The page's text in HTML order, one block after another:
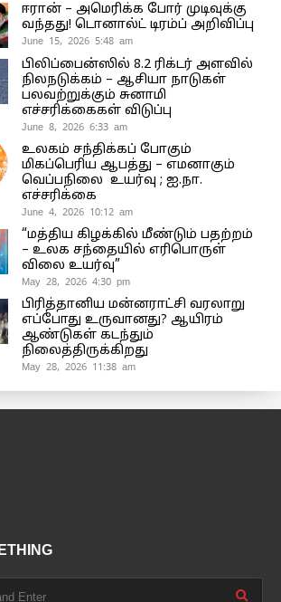
ஈரான் – அமெரிக்க போர் முடிவுக்கு
வந்தது! டொனால்ட் டிரம்ப் அறிவிப்பு
June 15, 2026 5:48 am
பிலிப்பைன்ஸில் 8.2 ரிக்டர் அளவில்
நிலநடுக்கம் – ஆசியா நாடுகள்
பலவற்றுக்கும் சுனாமி
எச்சரிக்கைகள் விடுப்பு
June 8, 2026 6:33 am
உலகம் சந்திக்கப் போகும்
மிகப்பெரிய ஆபத்து – எமனாகும்
வெப்பநிலை உயர்வு ; ஐ.நா.
எச்சரிக்கை
June 4, 2026 10:12 am
“மத்திய கிழக்கில் மீண்டும் பதற்றம்
– உலக சந்தையில் எரிபொருள்
விலை உயர்வு”
May 28, 2026 4:30 pm
பிரித்தானிய மன்னராட்சி வரலாறு
எப்போது உருவானது? ஆயிரம்
ஆண்டுகள் கடந்தும்
நிலைத்திருக்கிறது
May 28, 2026 11:38 am